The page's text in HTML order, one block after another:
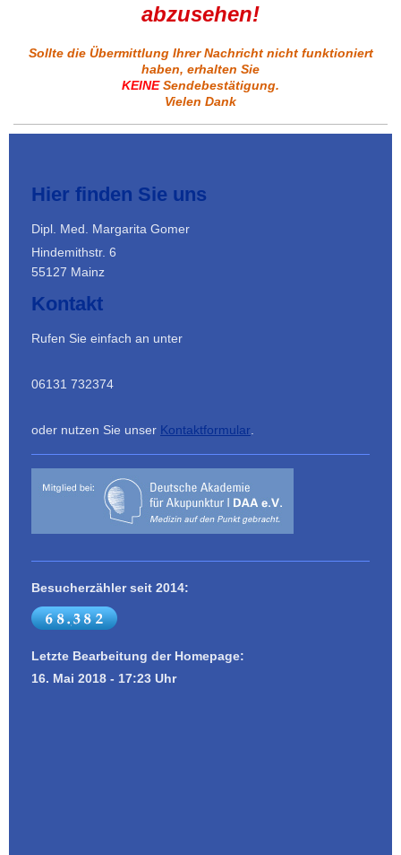
abzusehen!
Sollte die Übermittlung Ihrer Nachricht nicht funktioniert
haben, erhalten Sie
KEINE Sendebestätigung.
Vielen Dank
Hier finden Sie uns
Dipl. Med. Margarita Gomer
Hindemithstr. 6
55127 Mainz
Kontakt
Rufen Sie einfach an unter
06131 732374
oder nutzen Sie unser Kontaktformular
Besucherzähler seit 2014:
Letzte Bearbeitung der Homepage:
16. Mai 2018 - 17:23 Uhr